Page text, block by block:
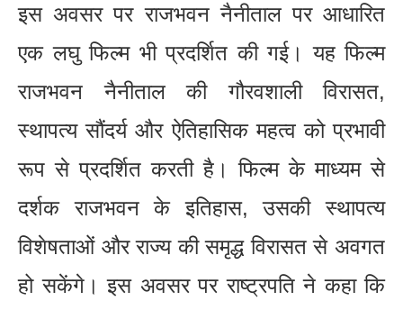
इस अवसर पर राजभवन नैनीताल पर आधारित
एक लघु फिल्म भी प्रदर्शित की गई। यह फिल्म
राजभवन नैनीताल की गौरवशाली विरासत,
स्थापत्य सौंदर्य और ऐतिहासिक महत्व को प्रभावी
रूप से प्रदर्शित करती है। फिल्म के माध्यम से
दर्शक राजभवन के इतिहास, उसकी स्थापत्य
विशेषताओं और राज्य की समृद्ध विरासत से अवगत
हो सकेंगे। इस अवसर पर राष्ट्रपति ने कहा कि